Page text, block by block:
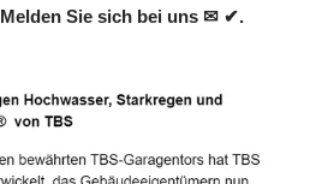
Melden Sie sich bei uns ✉ ✔.